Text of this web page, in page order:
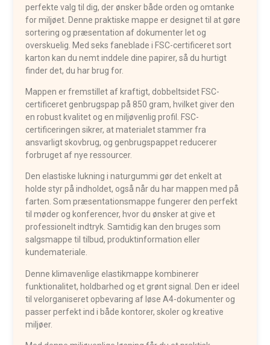
perfekte valg til dig, der ønsker både orden og omtanke
for miljøet. Denne praktiske mappe er designet til at gøre
sortering og præsentation af dokumenter let og
overskuelig. Med seks faneblade i FSC-certificeret sort
karton kan du nemt inddele dine papirer, så du hurtigt
finder det, du har brug for.
Mappen er fremstillet af kraftigt, dobbeltsidet FSC-
certificeret genbrugspap på 850 gram, hvilket giver den
en robust kvalitet og en miljøvenlig profil. FSC-
certificeringen sikrer, at materialet stammer fra
ansvarligt skovbrug, og genbrugspappet reducerer
forbruget af nye ressourcer.
Den elastiske lukning i naturgummi gør det enkelt at
holde styr på indholdet, også når du har mappen med på
farten. Som præsentationsmappe fungerer den perfekt
til møder og konferencer, hvor du ønsker at give et
professionelt indtryk. Samtidig kan den bruges som
salgsmappe til tilbud, produktinformation eller
kundemateriale.
Denne klimavenlige elastikmappe kombinerer
funktionalitet, holdbarhed og et grønt signal. Den er ideel
til velorganiseret opbevaring af løse A4-dokumenter og
passer perfekt ind i både kontorer, skoler og kreative
miljøer.